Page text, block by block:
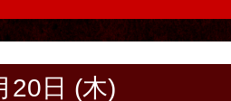
20日 (木)